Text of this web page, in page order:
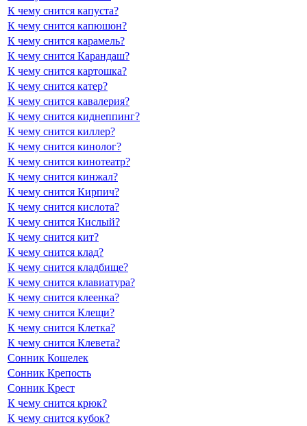
К чему снится капуста?
К чему снится капюшон?
К чему снится карамель?
К чему снится Карандаш?
К чему снится картошка?
К чему снится катер?
К чему снится кавалерия?
К чему снится киднеппинг?
К чему снится киллер?
К чему снится кинолог?
К чему снится кинотеатр?
К чему снится кинжал?
К чему снится Кирпич?
К чему снится кислота?
К чему снится Кислый?
К чему снится кит?
К чему снится клад?
К чему снится кладбище?
К чему снится клавиатура?
К чему снится клеенка?
К чему снится Клещи?
К чему снится Клетка?
К чему снится Клевета?
Сонник Кошелек
Сонник Крепость
Сонник Крест
К чему снится крюк?
К чему снится кубок?